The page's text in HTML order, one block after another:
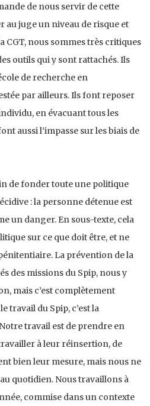
de nous servir de cette
au juge un niveau de risque et
CGT, nous sommes très critiques
outils qui y sont rattachés. Ils
de recherche en
par ailleurs. Ils font reposer
en évacuant tous les
aussi l’impasse sur les biais de
de fonder toute une politique
: la personne détenue est
un danger. En sous-texte, cela
sur ce que doit être, et ne
La prévention de la
des missions du Spip, nous y
mais c’est complètement
travail du Spip, c’est la
travail est de prendre en
à leur réinsertion, de
bien leur mesure, mais nous ne
quotidien. Nous travaillons à
commise dans un contexte